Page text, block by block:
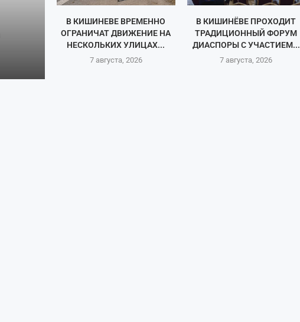
В КИШИНЕВЕ ВРЕМЕННО
ОГРАНИЧАТ ДВИЖЕНИЕ НА
НЕСКОЛЬКИХ УЛИЦАХ...
7 августа, 2026
В КИШИНЁВЕ ПРОХОДИТ
ТРАДИЦИОННЫЙ ФОРУМ
ДИАСПОРЫ С УЧАСТИЕМ...
7 августа, 2026